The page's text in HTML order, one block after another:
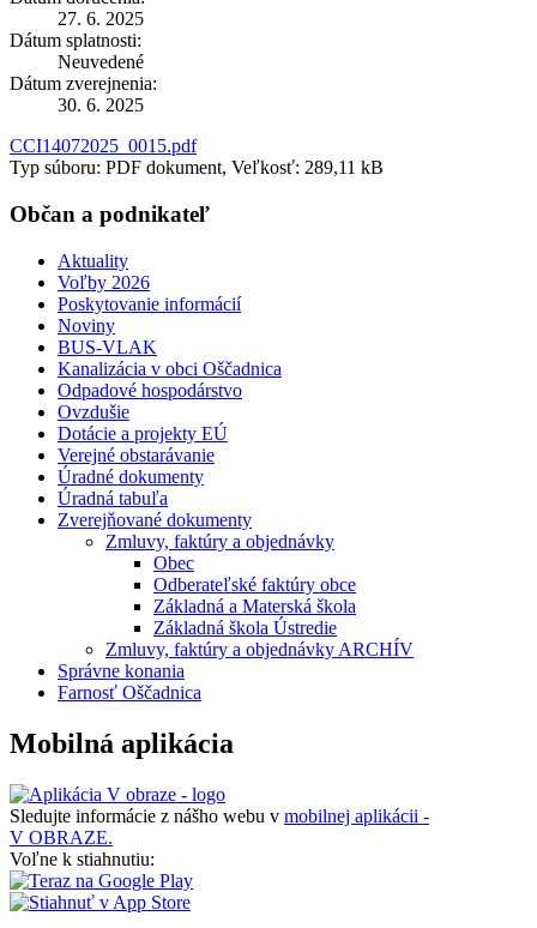
27. 6. 2025
Dátum splatnosti:
Neuvedené
Dátum zverejnenia:
30. 6. 2025
CCI14072025_0015.pdf
Typ súboru: PDF dokument, Veľkosť: 289,11 kB
Občan a podnikateľ
Aktuality
Voľby 2026
Poskytovanie informácií
Noviny
BUS-VLAK
Kanalizácia v obci Oščadnica
Odpadové hospodárstvo
Ovzdušie
Dotácie a projekty EÚ
Verejné obstarávanie
Úradné dokumenty
Úradná tabuľa
Zverejňované dokumenty
Zmluvy, faktúry a objednávky
Obec
Odberateľské faktúry obce
Základná a Materská škola
Základná škola Ústredie
Zmluvy, faktúry a objednávky ARCHÍV
Správne konania
Farnosť Oščadnica
Mobilná aplikácia
Sledujte informácie z nášho webu v mobilnej aplikácii -
V OBRAZE.
Voľne k stiahnutiu: